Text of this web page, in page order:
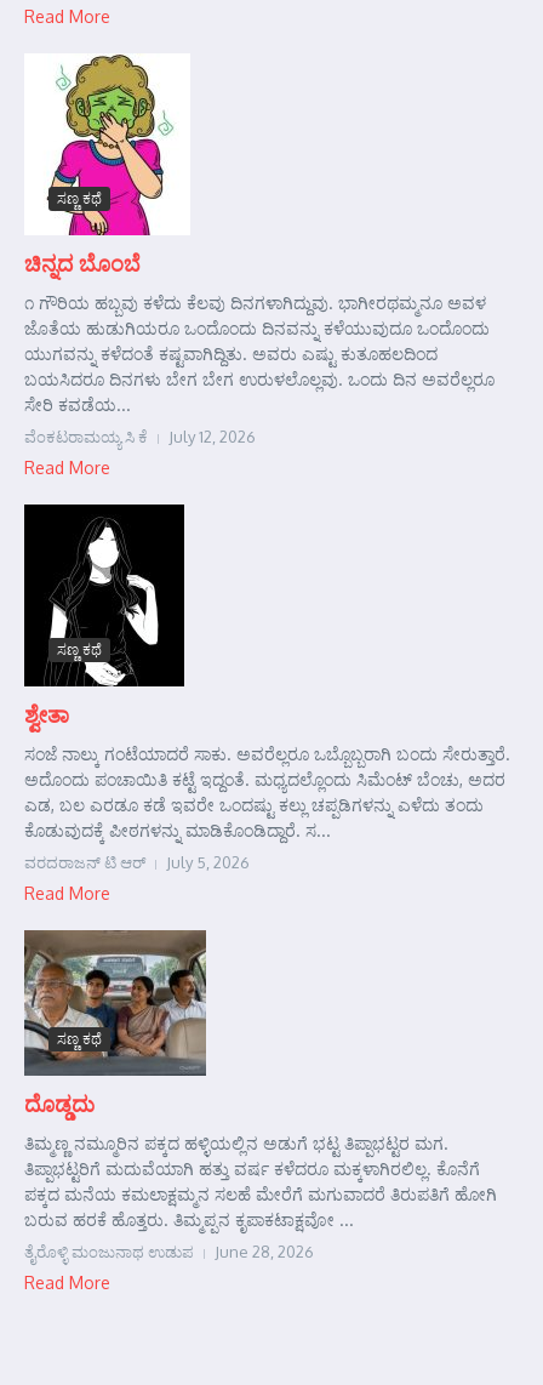
Read More
ಸಣ್ಣ ಕಥೆ
ಚಿನ್ನದ ಬೊಂಬೆ
೧ ಗೌರಿಯ ಹಬ್ಬವು ಕಳೆದು ಕೆಲವು ದಿನಗಳಾಗಿದ್ದುವು. ಭಾಗೀರಥಮ್ಮನೂ ಅವಳ
ಜೊತೆಯ ಹುಡುಗಿಯರೂ ಒಂದೊಂದು ದಿನವನ್ನು ಕಳೆಯುವುದೂ ಒಂದೊಂದು
ಯುಗವನ್ನು ಕಳೆದಂತೆ ಕಷ್ಟವಾಗಿದ್ದಿತು. ಅವರು ಎಷ್ಟು ಕುತೂಹಲದಿಂದ
ಬಯಸಿದರೂ ದಿನಗಳು ಬೇಗ ಬೇಗ ಉರುಳಲೊಲ್ಲವು. ಒಂದು ದಿನ ಅವರೆಲ್ಲರೂ
ಸೇರಿ ಕವಡೆಯ...
ವೆಂಕಟರಾಮಯ್ಯ ಸಿ ಕೆ July 12, 2026
Read More
ಸಣ್ಣ ಕಥೆ
ಶ್ವೇತಾ
ಸಂಜೆ ನಾಲ್ಕು ಗಂಟೆಯಾದರೆ ಸಾಕು. ಅವರೆಲ್ಲರೂ ಒಬ್ಬೊಬ್ಬರಾಗಿ ಬಂದು ಸೇರುತ್ತಾರೆ.
ಅದೊಂದು ಪಂಚಾಯಿತಿ ಕಟ್ಟೆ ಇದ್ದಂತೆ. ಮಧ್ಯದಲ್ಲೊಂದು ಸಿಮೆಂಟ್ ಬೆಂಚು, ಅದರ
ಎಡ, ಬಲ ಎರಡೂ ಕಡೆ ಇವರೇ ಒಂದಷ್ಟು ಕಲ್ಲು ಚಪ್ಪಡಿಗಳನ್ನು ಎಳೆದು ತಂದು
ಕೊಡುವುದಕ್ಕೆ ಪೀಠಗಳನ್ನು ಮಾಡಿಕೊಂಡಿದ್ದಾರೆ. ಸ...
ವರದರಾಜನ್ ಟಿ ಆರ್ July 5, 2026
Read More
ಸಣ್ಣ ಕಥೆ
ದೊಡ್ಡದು
ತಿಮ್ಮಣ್ಣ ನಮ್ಮೂರಿನ ಪಕ್ಕದ ಹಳ್ಳಿಯಲ್ಲಿನ ಅಡುಗೆ ಭಟ್ಟ ತಿಪ್ಪಾಭಟ್ಟರ ಮಗ.
ತಿಪ್ಪಾಭಟ್ಟರಿಗೆ ಮದುವೆಯಾಗಿ ಹತ್ತು ವರ್ಷ ಕಳೆದರೂ ಮಕ್ಕಳಾಗಿರಲಿಲ್ಲ. ಕೊನೆಗೆ
ಪಕ್ಕದ ಮನೆಯ ಕಮಲಾಕ್ಷಮ್ಮನ ಸಲಹೆ ಮೇರೆಗೆ ಮಗುವಾದರೆ ತಿರುಪತಿಗೆ ಹೋಗಿ
ಬರುವ ಹರಕೆ ಹೊತ್ತರು. ತಿಮ್ಮಪ್ಪನ ಕೃಪಾಕಟಾಕ್ಷವೋ ...
ತೈರೊಳ್ಳಿ ಮಂಜುನಾಥ ಉಡುಪ June 28, 2026
Read More